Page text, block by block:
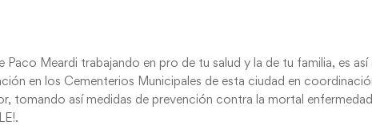
Paco Meardi trabajando en pro de tu salud y la de tu familia, es
en los Cementerios Municipales de esta ciudad en
tomando así medidas de prevención contra la mortal